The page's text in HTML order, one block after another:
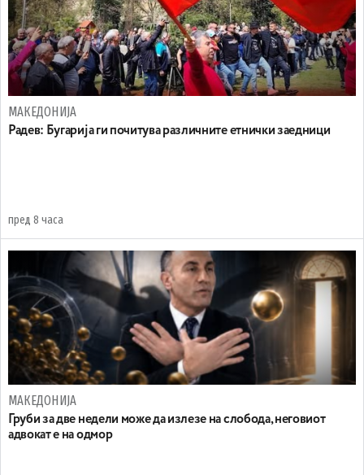
МАКЕДОНИЈА
Радев: Бугарија ги почитува различните етнички заедници
пред 8 часа
МАКЕДОНИЈА
Груби за две недели може да излезе на слобода, неговиот
адвокат е на одмор